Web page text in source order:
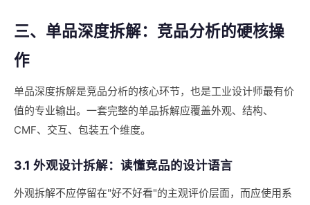
三、单品深度拆解：竞品分析的硬核操
作
单品深度拆解是竞品分析的核心环节，也是工业设计师最有价
值的专业输出。一套完整的单品拆解应覆盖外观、结构、
CMF、交互、包装五个维度。
3.1 外观设计拆解：读懂竞品的设计语言
外观拆解不应停留在"好不好看"的主观评价层面，而应使用系